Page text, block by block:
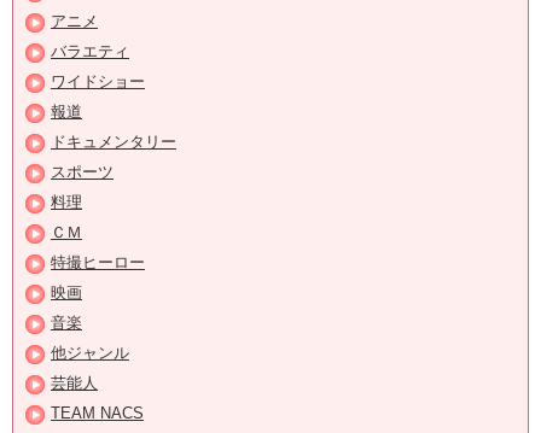
アニメ
バラエティ
ワイドショー
報道
ドキュメンタリー
スポーツ
料理
ＣＭ
特撮ヒーロー
映画
音楽
他ジャンル
芸能人
TEAM NACS